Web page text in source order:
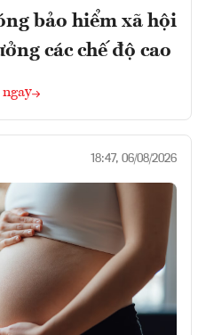
bảo hiểm xã hội
các chế độ cao
18:47, 06/08/2026